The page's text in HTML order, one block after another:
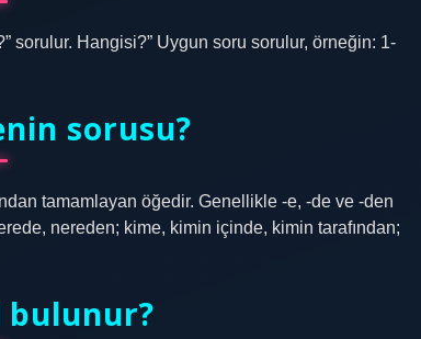
sorulur. Hangisi?” Uygun soru sorulur, örneğin: 1-
sorusu?
tamamlayan öğedir. Genellikle -e, -de ve -den
nereden; kime, kimin içinde, kimin tarafından;
bulunur?